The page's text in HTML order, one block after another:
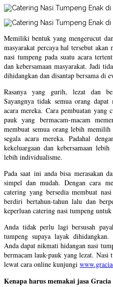
Memiliki bentuk yang mengerucut
masyarakat percaya hal tersebut
nasi tumpeng pada suatu acara
dan kebersamaan masyarakat. Jadi
dihidangkan dan disantap bersama di
Rasanya yang gurih, lezat dan
Sayangnya tidak semua orang
acara mereka. Cara pembuatan yang
pauk yang bermacam-macam
membuat semua orang lebih
segala acara mereka. Padahal
kekeluargaan dan kebersamaan
lebih individualisme.
Pada saat ini anda bisa merasakan
simpel dan mudah. Dengan cara
catering yang bersedia membuat
berdiri bertahun-tahun lalu dan
keperluan catering nasi tumpeng untuk
Anda tidak perlu lagi bersusah
tumpeng supaya layak
Anda dapat nikmati hidangan nasi
bermacam lauk-pauk yang lezat. Nasi
lewat cara online kunjungi
Kenapa harus memakai jasa